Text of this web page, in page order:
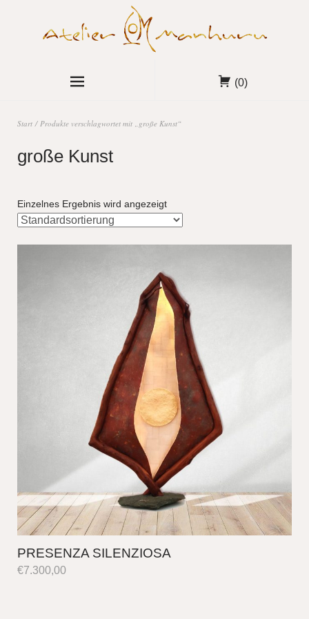
(0)
Start / Produkte verschlagwortet mit „große Kunst“
große Kunst
Einzelnes Ergebnis wird angezeigt
PRESENZA SILENZIOSA
€7.300,00